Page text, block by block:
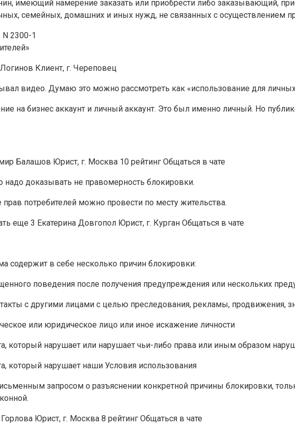
имеющий намерение заказать или приобрести либо заказывающий,
семейных, домашних и иных нужд, не связанных с осуществлением
2300-1
Клиент, г. Череповец
видео. Думаю это можно рассмотреть как «использование для
на бизнес аккаунт и личный аккаунт. Это был именно личный. Но
Балашов Юрист, г. Москва 10 рейтинг Общаться в чате
надо доказывать не правомерность блокировки.
прав потребителей можно провести по месту жительства.
еще 3 Екатерина Довгопол Юрист, г. Курган Общаться в чате
содержит в себе несколько причин блокировки:
поведения после получения предупреждения или нескольких
с другими лицами с целью преследования, рекламы, продвижения,
или юридическое лицо или иное искажение личности
который нарушает или нарушает чьи-либо права или иным образом
который нарушает наши Условия использования
запросом о разъяснении конкретной причины блокировки,
Юрист, г. Москва 8 рейтинг Общаться в чате